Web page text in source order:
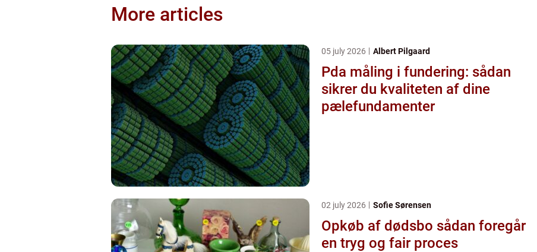
More articles
05 july 2026 Albert Pilgaard
Pda måling i fundering: sådan
sikrer du kvaliteten af dine
pælefundamenter
02 july 2026 Sofie Sørensen
Opkøb af dødsbo sådan foregår
en tryg og fair proces